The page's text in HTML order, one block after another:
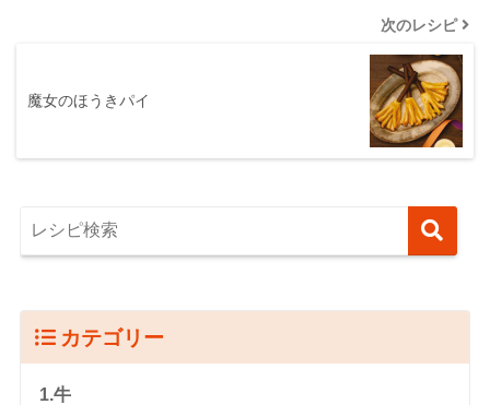
次のレシピ
魔女のほうきパイ
カテゴリー
1.牛